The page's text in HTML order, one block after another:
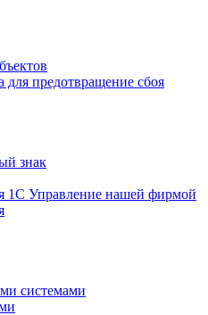
предотвращение сбоя
знак
1С Управление нашей фирмой
системами